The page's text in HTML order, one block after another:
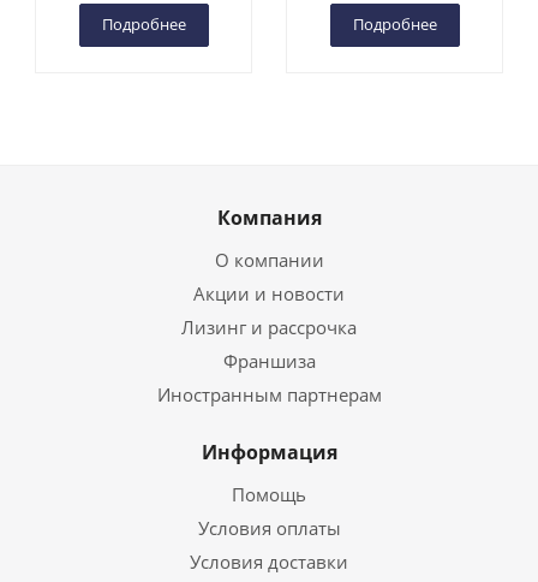
Подробнее Подробнее
Компания
О компании
Акции и новости
Лизинг и рассрочка
Франшиза
Иностранным партнерам
Информация
Помощь
Условия оплаты
Условия доставки